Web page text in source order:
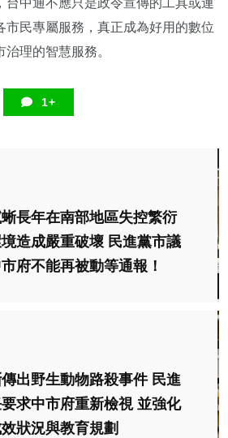
台中通不應只是政令宣傳的工具或連
市民專屬服務，真正成為好用的數位
理的智慧服務。
1+
長年在南部地區失控繁衍
造成嚴重破壞 民進黨市議
府不能再被動等通報！
出野生動物路殺事件 民進
求中市府重新檢視 並強化
狀況與教育規劃